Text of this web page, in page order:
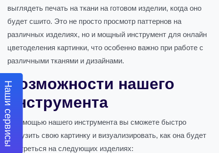
выглядеть печать на ткани на готовом изделии, когда оно
будет сшито. Это не просто просмотр паттернов на
различных изделиях, но и мощный инструмент для онлайн
цветоделения картинки, что особенно важно при работе с
различными тканями и дизайнами.
Возможности нашего
инструмента
С помощью нашего инструмента вы сможете быстро
загрузить свою картинку и визуализировать, как она будет
смотреться на следующих изделиях:
Наши сервисы